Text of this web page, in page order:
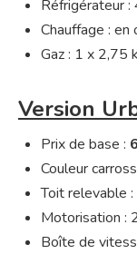
Réfrigérateur :
Chauffage : en
Gaz : 1 x 2,75
Version
Prix de base :
Couleur
Toit relevable
Motorisation :
Boîte de